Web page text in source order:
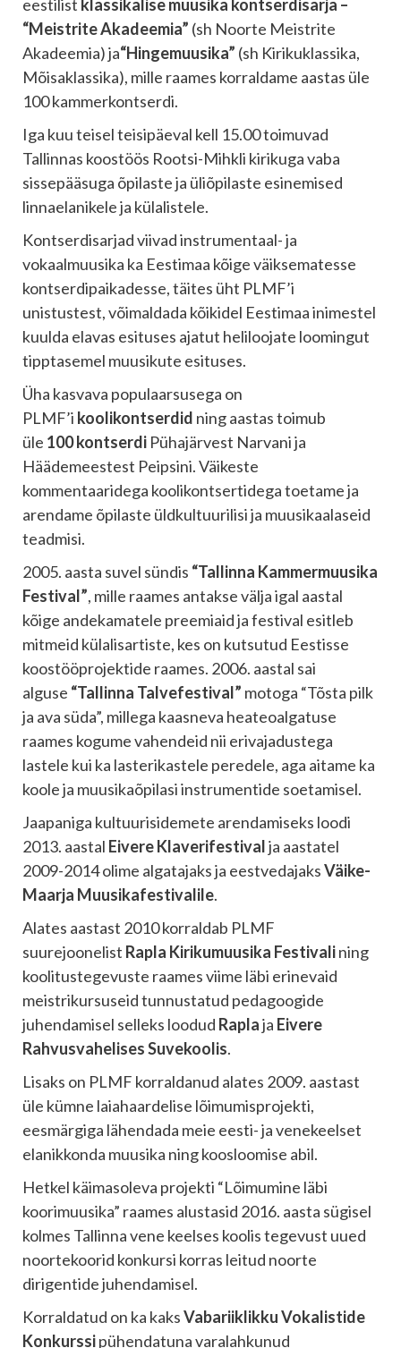
eestilist klassikalise muusika kontserdisarja –
“Meistrite Akadeemia” (sh Noorte Meistrite
Akadeemia) ja“Hingemuusika” (sh Kirikuklassika,
Mõisaklassika), mille raames korraldame aastas üle
100 kammerkontserdi.
Iga kuu teisel teisipäeval kell 15.00 toimuvad
Tallinnas koostöös Rootsi-Mihkli kirikuga vaba
sissepääsuga õpilaste ja üliõpilaste esinemised
linnaelanikele ja külalistele.
Kontserdisarjad viivad instrumentaal- ja
vokaalmuusika ka Eestimaa kõige väiksematesse
kontserdipaikadesse, täites üht PLMF’i
unistustest, võimaldada kõikidel Eestimaa inimestel
kuulda elavas esituses ajatut heliloojate loomingut
tipptasemel muusikute esituses.
Üha kasvava populaarsusega on
PLMF’i koolikontserdid ning aastas toimub
üle 100 kontserdi Pühajärvest Narvani ja
Häädemeestest Peipsini. Väikeste
kommentaaridega koolikontsertidega toetame ja
arendame õpilaste üldkultuurilisi ja muusikaalaseid
teadmisi.
2005. aasta suvel sündis “Tallinna Kammermuusika
Festival”, mille raames antakse välja igal aastal
kõige andekamatele preemiaid ja festival esitleb
mitmeid külalisartiste, kes on kutsutud Eestisse
koostööprojektide raames. 2006. aastal sai
alguse “Tallinna Talvefestival” motoga “Tõsta pilk
ja ava süda”, millega kaasneva heateoalgatuse
raames kogume vahendeid nii erivajadustega
lastele kui ka lasterikastele peredele, aga aitame ka
koole ja muusikaõpilasi instrumentide soetamisel.
Jaapaniga kultuurisidemete arendamiseks loodi
2013. aastal Eivere Klaverifestivalja aastatel
2009-2014 olime algatajaks ja eestvedajaksVäike-
Maarja Muusikafestivalile.
Alates aastast 2010 korraldab PLMF
suurejoonelist Rapla Kirikumuusika Festivalining
koolitustegevuste raames viime läbi erinevaid
meistrikursuseid tunnustatud pedagoogide
juhendamisel selleks loodud Raplaja Eivere
Rahvusvahelises Suvekoolis.
Lisaks on PLMF korraldanud alates 2009. aastast
üle kümne laiahaardelise lõimumisprojekti,
eesmärgiga lähendada meie eesti- ja venekeelset
elanikkonda muusika ning koosloomise abil.
Hetkel käimasoleva projekti “Lõimumine läbi
koorimuusika” raames alustasid 2016. aasta sügisel
kolmes Tallinna vene keelses koolis tegevust uued
noortekoorid konkursi korras leitud noorte
dirigentide juhendamisel.
Korraldatud on ka kaksVabariiklikku Vokalistide
Konkurssipühendatuna varalahkunud